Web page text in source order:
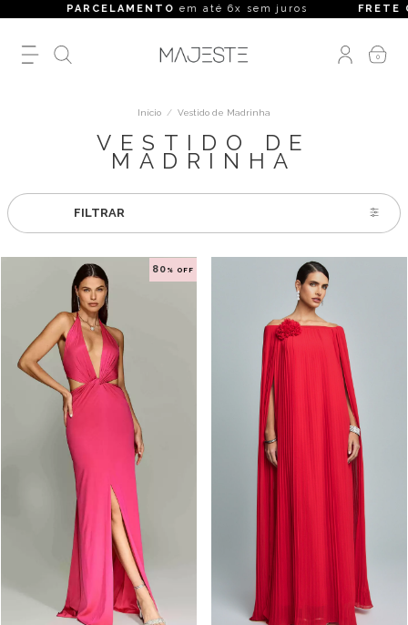
PARCELAMENTOem até 6x sem jurosFRETE GRÁTIS
0
Início / Vestido de Madrinha
VESTIDO DE
MADRINHA
FILTRAR
80 % OFF